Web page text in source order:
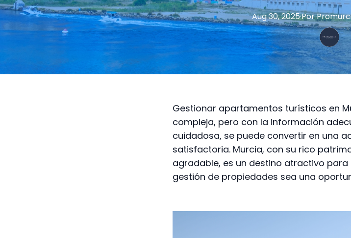
Aug 30, 2025·Por
Gestionar apartamentos turísticos en
compleja, pero con la información
cuidadosa, se puede convertir en una
satisfactoria. Murcia, con su rico
agradable, es un destino atractivo
gestión de propiedades sea una